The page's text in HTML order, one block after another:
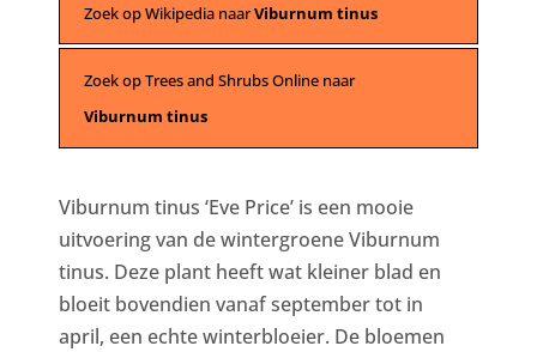
Zoek op Wikipedia naarViburnum tinus
Zoek op Trees and Shrubs Online naar
Viburnum tinus
Viburnum tinus ‘Eve Price’ is een mooie
uitvoering van de wintergroene Viburnum
tinus. Deze plant heeft wat kleiner blad en
bloeit bovendien vanaf september tot in
april, een echte winterbloeier. De bloemen